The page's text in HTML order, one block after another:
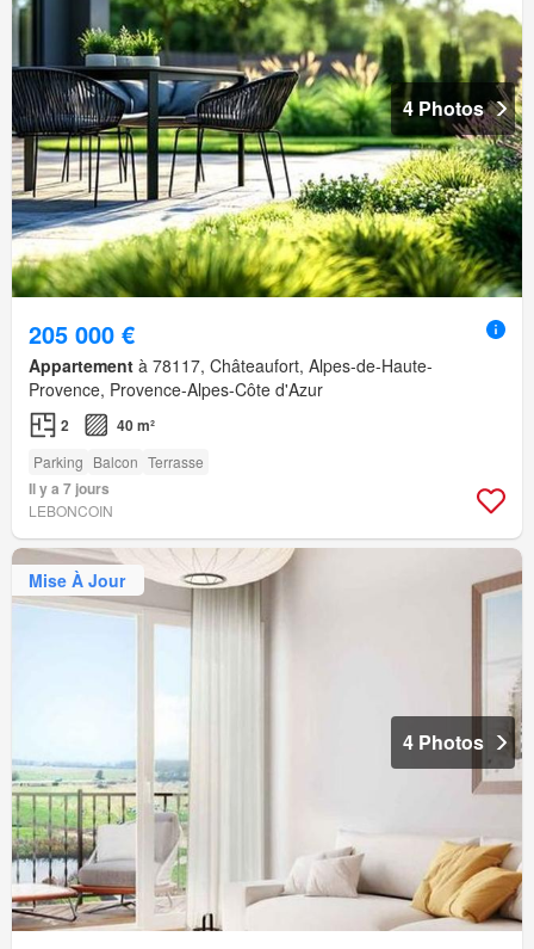
4 Photos
205 000 €
Appartement à 78117, Châteaufort, Alpes-de-Haute-
Provence, Provence-Alpes-Côte d'Azur
2 40 m²
Parking Balcon Terrasse
Il y a 7 jours
LEBONCOIN
Mise À Jour
4 Photos